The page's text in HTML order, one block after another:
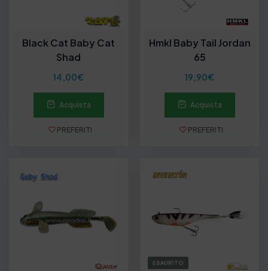
Black Cat Baby Cat
Shad
14,00€
Acquista
PREFERITI
Hmkl Baby Tail Jordan
65
19,90€
Acquista
PREFERITI
ESAURITO